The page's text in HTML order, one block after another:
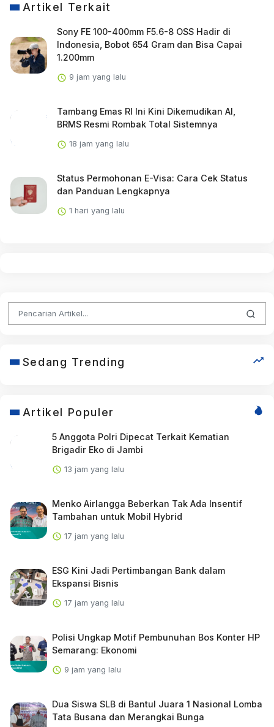
Artikel Terkait
Sony FE 100-400mm F5.6-8 OSS Hadir di
Indonesia, Bobot 654 Gram dan Bisa Capai
1.200mm
9 jam yang lalu
Tambang Emas RI Ini Kini Dikemudikan AI,
BRMS Resmi Rombak Total Sistemnya
18 jam yang lalu
Status Permohonan E-Visa: Cara Cek Status
dan Panduan Lengkapnya
1 hari yang lalu
Sedang Trending
Artikel Populer
5 Anggota Polri Dipecat Terkait Kematian
Brigadir Eko di Jambi
13 jam yang lalu
Menko Airlangga Beberkan Tak Ada Insentif
Tambahan untuk Mobil Hybrid
17 jam yang lalu
ESG Kini Jadi Pertimbangan Bank dalam
Ekspansi Bisnis
17 jam yang lalu
Polisi Ungkap Motif Pembunuhan Bos Konter HP
Semarang: Ekonomi
9 jam yang lalu
Dua Siswa SLB di Bantul Juara 1 Nasional Lomba
Tata Busana dan Merangkai Bunga